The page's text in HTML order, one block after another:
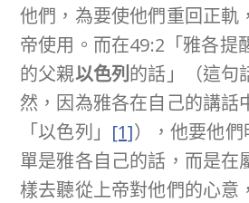
他們，為要使他們重回正軌
帝使用。而在49:2「雅各提
的父親以色列的話」（這句
然，因為雅各在自己的講話
「以色列」 [1]），他要他
單是雅各自己的話，而是在
樣去聽從上帝對他們的心意